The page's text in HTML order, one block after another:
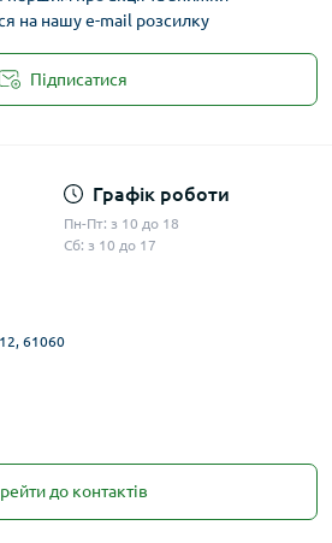
на нашу e-mail розсилку
Підписатися
Графік роботи
Пн-Пт: з 10 до 18
Сб: з 10 до 17
61060
до контактів